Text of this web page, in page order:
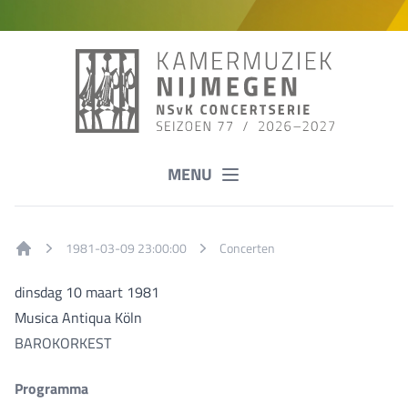
MENU
1981-03-09 23:00:00 Concerten
dinsdag 10 maart 1981
Musica Antiqua Köln
BAROKORKEST
Programma